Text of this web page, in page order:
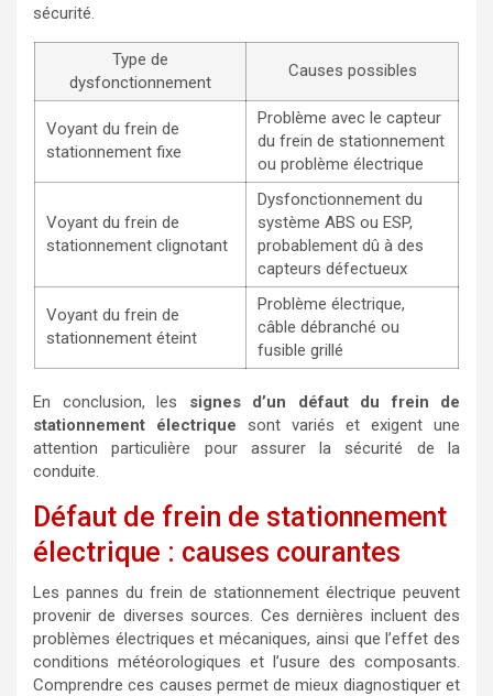
sécurité.
Type de
dysfonctionnement
Causes possibles
Voyant du frein de
stationnement fixe
Problème avec le capteur
du frein de stationnement
ou problème électrique
Voyant du frein de
stationnement clignotant
Dysfonctionnement du
système ABS ou ESP,
probablement dû à des
capteurs défectueux
Voyant du frein de
stationnement éteint
Problème électrique,
câble débranché ou
fusible grillé
En conclusion, les signes d’un défaut du frein de
stationnement électrique sont variés et exigent une
attention particulière pour assurer la sécurité de la
conduite.
Défaut de frein de stationnement
électrique : causes courantes
Les pannes du frein de stationnement électrique peuvent
provenir de diverses sources. Ces dernières incluent des
problèmes électriques et mécaniques, ainsi que l’effet des
conditions météorologiques et l’usure des composants.
Comprendre ces causes permet de mieux diagnostiquer et